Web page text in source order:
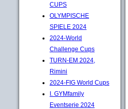
CUPS
OLYMPISCHE
SPIELE 2024
2024-World
Challenge Cups
TURN-EM 2024,
Rimini
2024-FIG World Cups
I. GYMfamily
Eventserie 2024